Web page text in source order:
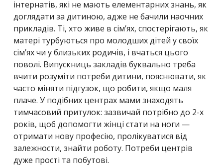
інтернатів, які не мають елементарних знань, як
доглядати за дитиною, адже не бачили наочних
прикладів. Ті, хто живе в сім’ях, спостерігають, як
матері турбуються про молодших дітей у своїх
сім’ях чи у близьких родичів, і вчаться цього
поволі. Випускниць закладів буквально треба
вчити розуміти потреби дитини, пояснювати, як
часто міняти підгузок, що робити, якщо маля
плаче. У подібних центрах мами знаходять
тимчасовий притулок: зазвичай потрібно до 2-х
років, щоб допомогти жінці стати на ноги —
отримати нову професію, пролікуватися від
залежности, знайти роботу. Потреби центрів
дуже прості та побутові.